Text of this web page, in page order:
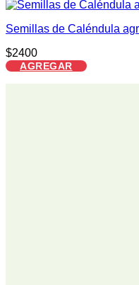
Semillas de Caléndula
$2400
AGREGAR